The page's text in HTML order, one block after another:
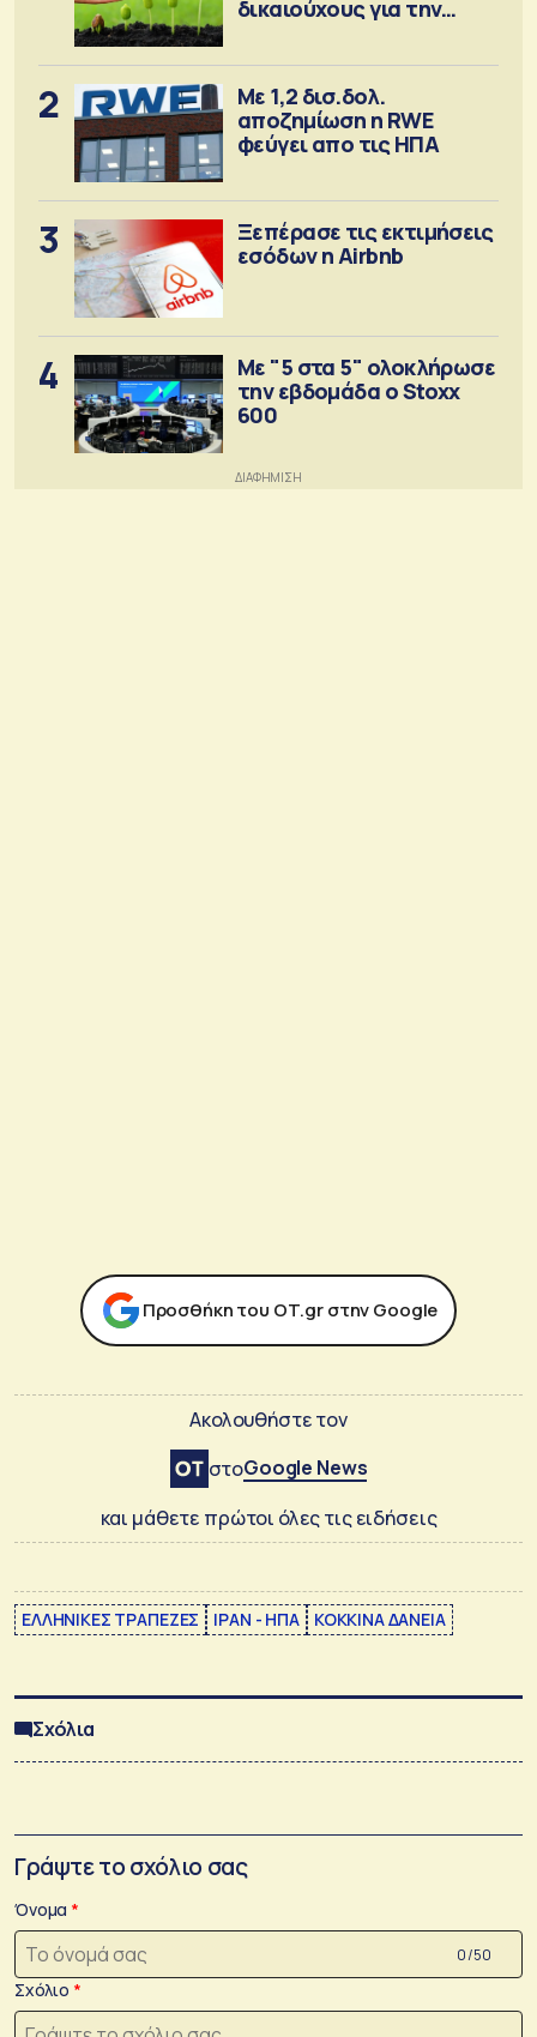
δικαιούχους για την
2
Με 1,2 δισ.δολ.
αποζημίωση η RWE
φεύγει απο τις ΗΠΑ
3
Ξεπέρασε τις εκτιμήσεις
εσόδων η Airbnb
4
Με "5 στα 5" ολοκλήρωσε
την εβδομάδα ο Stoxx
600
Προσθήκη του ΟΤ.gr στην Google
Ακολουθήστε τον
στοGoogle News
και μάθετε πρώτοι όλες τις ειδήσεις
ΕΛΛΗΝΙΚΕΣ ΤΡΑΠΕΖΕΣ ΙΡΑΝ - ΗΠΑ ΚΟΚΚΙΝΑ ΔΑΝΕΙΑ
Σχόλια
Γράψτε το σχόλιο σας
Όνομα
0 /50
Σχόλιο